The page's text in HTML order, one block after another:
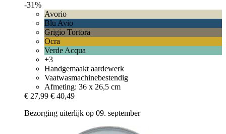
-31%
Avorio
Blu Avio
Grigio Tortora
Ocra
Verde Acqua
+3
Handgemaakt aardewerk
Vaatwasmachinebestendig
Afmeting: 36 x 26,5 cm
€ 27,99 € 40,49
Bezorging uiterlijk op 09. september